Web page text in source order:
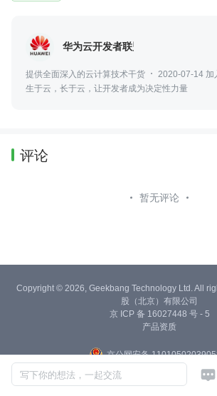
华为云开发者联盟
提供全面深入的云计算技术干货
2020-07-14 加
生于云，长于云，让开发者成为决定性力量
评论
暂无评论
写下你的想法，一起交流 
Copyright © 2026, Geekbang Technology Ltd. All
股（北京）有限公司
京 ICP 备 16027448 号 - 5
产品资质
京公网安备